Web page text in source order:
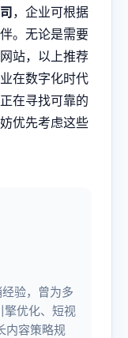
，企业可根据
。无论是需要
站，以上推荐
在数字化时代
在寻找可靠的
优先考虑这些
验，曾为多
擎优化、短视
内容策略规